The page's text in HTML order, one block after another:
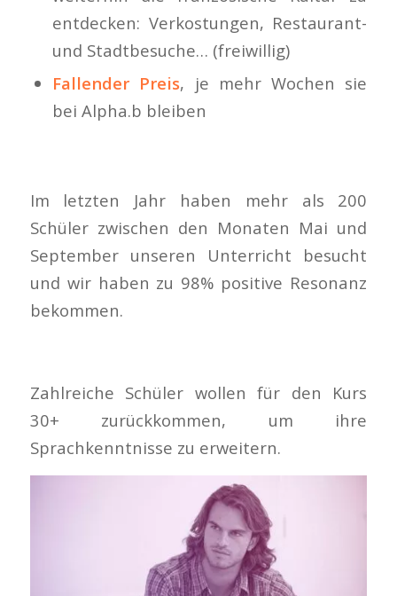
entdecken: Verkostungen, Restaurant-
und Stadtbesuche… (freiwillig)
Fallender Preis, je mehr Wochen sie
bei Alpha.b bleiben
Im letzten Jahr haben mehr als 200
Schüler zwischen den Monaten Mai und
September unseren Unterricht besucht
und wir haben zu 98% positive Resonanz
bekommen.
Zahlreiche Schüler wollen für den Kurs
30+ zurückkommen, um ihre
Sprachkenntnisse zu erweitern.